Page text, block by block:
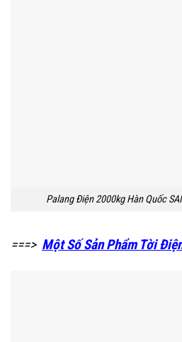
Palang Điện 2000kg Hàn Quốc
===> Một Số Sản Phẩm Tời